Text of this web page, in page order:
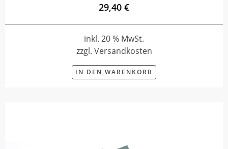
29,40 €
inkl. 20 % MwSt.
zzgl. Versandkosten
IN DEN WARENKORB